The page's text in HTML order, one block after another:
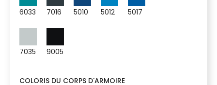
6033 7016 5010 5012 5017
7035 9005
COLORIS DU CORPS D'ARMOIRE